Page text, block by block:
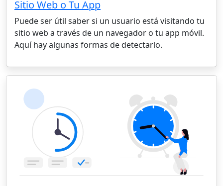
Sitio Web o Tu App
Puede ser útil saber si un usuario está visitando tu
sitio web a través de un navegador o tu app móvil.
Aquí hay algunas formas de detectarlo.